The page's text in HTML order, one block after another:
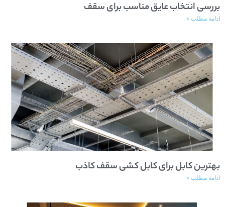
بررسی انتخاب عایق مناسب برای سقف
ادامه مطلب »
بهترین کابل برای کابل کشی سقف کاذب
ادامه مطلب »